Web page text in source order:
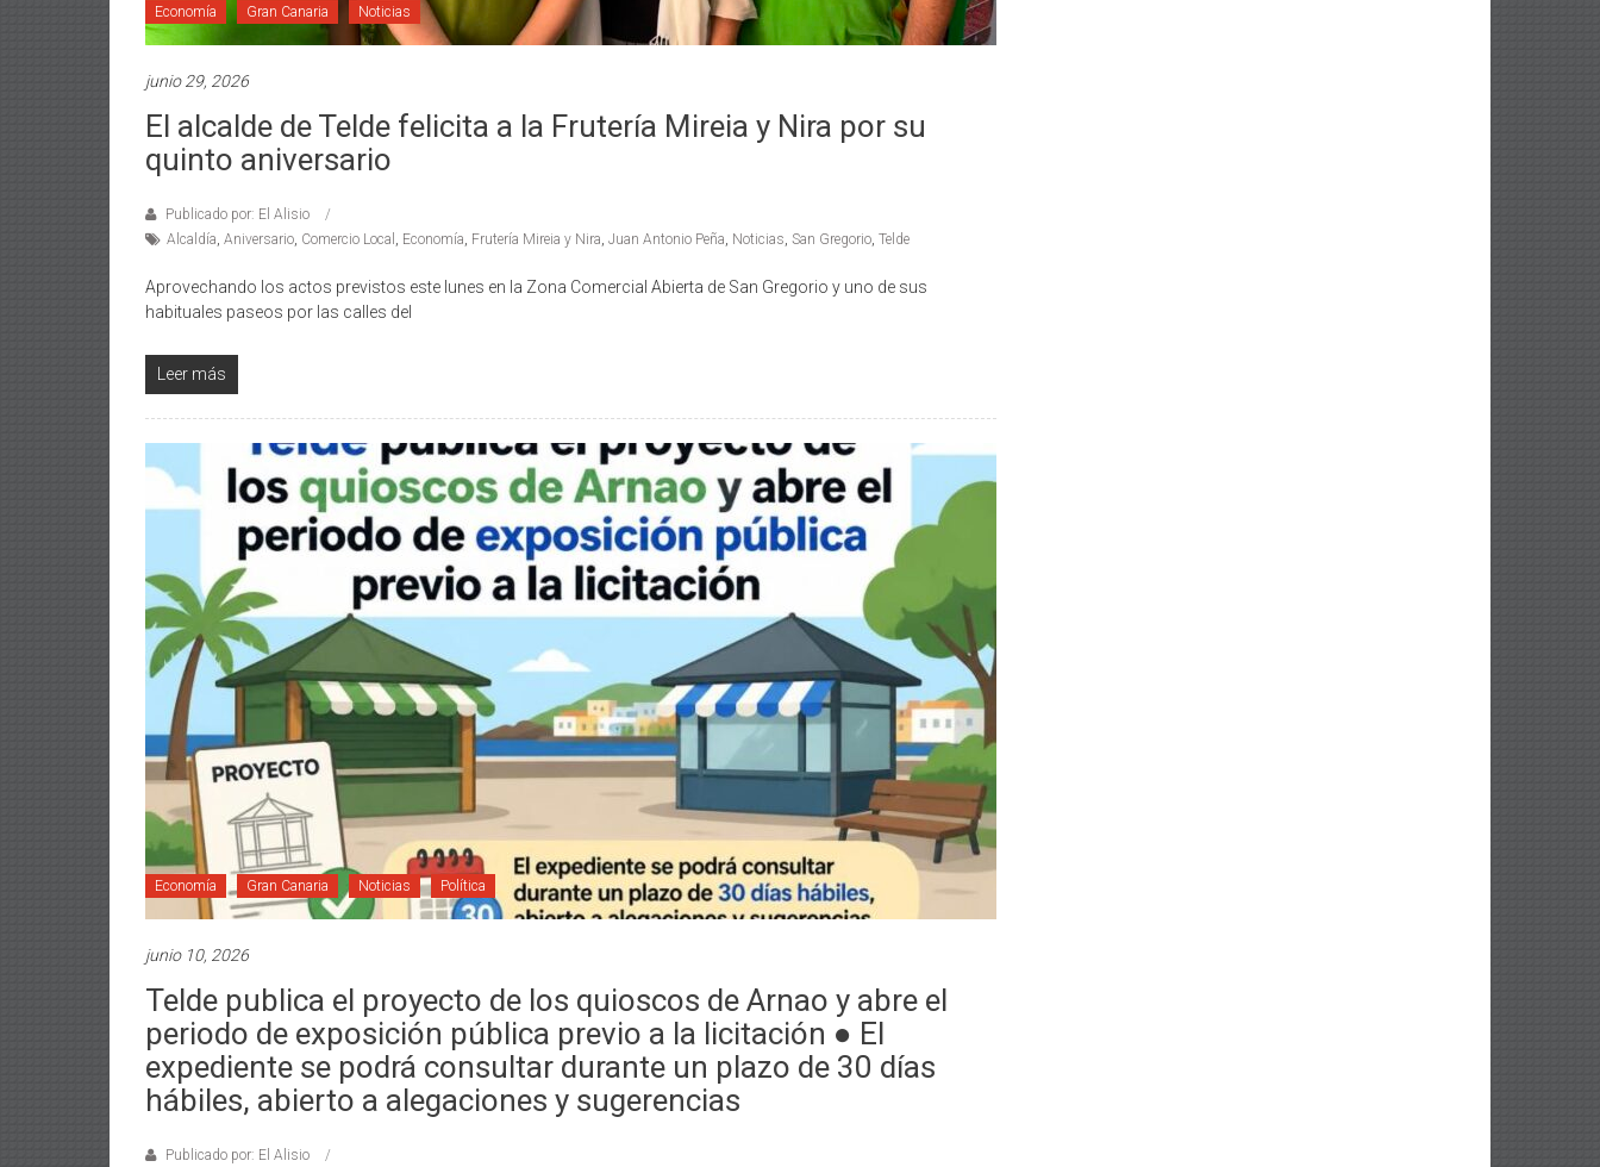
Economía Gran Canaria Noticias
junio 29, 2026
El alcalde de Telde felicita a la Frutería Mireia y Nira por su
quinto aniversario
Publicado por: El Alisio
Alcaldía, Aniversario, Comercio Local , Economía, Frutería Mireia y Nira, Juan Antonio Peña, Noticias, San Gregorio, Telde
Aprovechando los actos previstos este lunes en la Zona Comercial Abierta de San Gregorio y uno de sus
habituales paseos por las calles del
Leer más
Economía Gran Canaria Noticias Política
junio 10, 2026
Telde publica el proyecto de los quioscos de Arnao y abre el
periodo de exposición pública previo a la licitación ●​ El
expediente se podrá consultar durante un plazo de 30 días
hábiles, abierto a alegaciones y sugerencias
Publicado por: El Alisio